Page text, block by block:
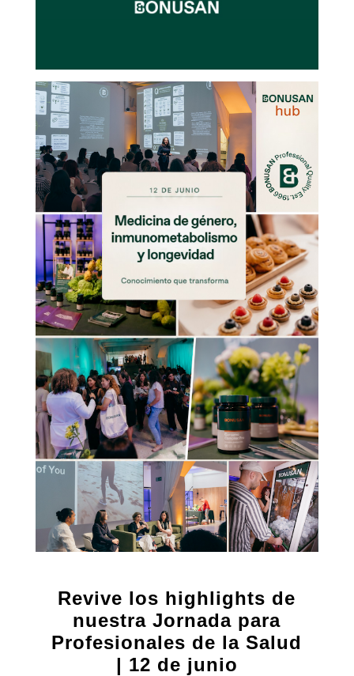
Revive los highlights de
nuestra Jornada para
Profesionales de la Salud
| 12 de junio